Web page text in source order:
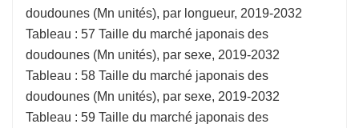
doudounes (Mn unités), par longueur, 2019-2032
Tableau : 57 Taille du marché japonais des
doudounes (Mn unités), par sexe, 2019-2032
Tableau : 58 Taille du marché japonais des
doudounes (Mn unités), par sexe, 2019-2032
Tableau : 59 Taille du marché japonais des